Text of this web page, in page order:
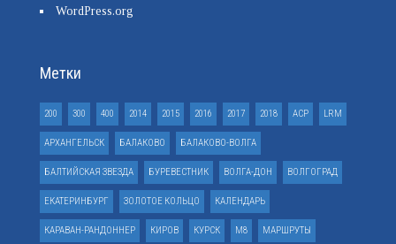
WordPress.org
Метки
200 300 400 2014 2015 2016 2017 2018 ACP LRM
АРХАНГЕЛЬСК БАЛАКОВО БАЛАКОВО-ВОЛГА
БАЛТИЙСКАЯ ЗВЕЗДА БУРЕВЕСТНИК ВОЛГА-ДОН ВОЛГОГРАД
ЕКАТЕРИНБУРГ ЗОЛОТОЕ КОЛЬЦО КАЛЕНДАРЬ
КАРАВАН-РАНДОННЕР КИРОВ КУРСК М8 МАРШРУТЫ